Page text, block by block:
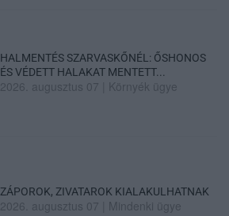
HALMENTÉS SZARVASKŐNÉL: ŐSHONOS
ÉS VÉDETT HALAKAT MENTETT...
2026. augusztus 07 Környék ügye
ZÁPOROK, ZIVATAROK KIALAKULHATNAK
2026. augusztus 07 Mindenki ügye